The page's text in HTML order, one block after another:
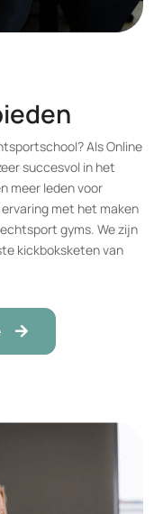
Als Online
succesvol in het
meer leden voor
met het maken
gyms. We zijn
kickboksketen van